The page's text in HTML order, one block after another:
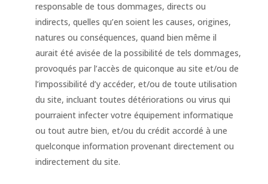
responsable de tous dommages, directs ou
indirects, quelles qu’en soient les causes, origines,
natures ou conséquences, quand bien même il
aurait été avisée de la possibilité de tels dommages,
provoqués par l’accès de quiconque au site et/ou de
l’impossibilité d’y accéder, et/ou de toute utilisation
du site, incluant toutes détériorations ou virus qui
pourraient infecter votre équipement informatique
ou tout autre bien, et/ou du crédit accordé à une
quelconque information provenant directement ou
indirectement du site.